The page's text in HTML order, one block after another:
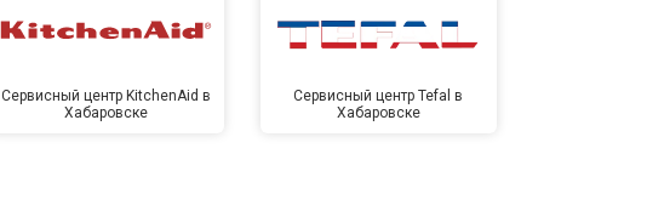
Сервисный центр KitchenAid в
Хабаровске
Сервисный центр Tefal в
Хабаровске